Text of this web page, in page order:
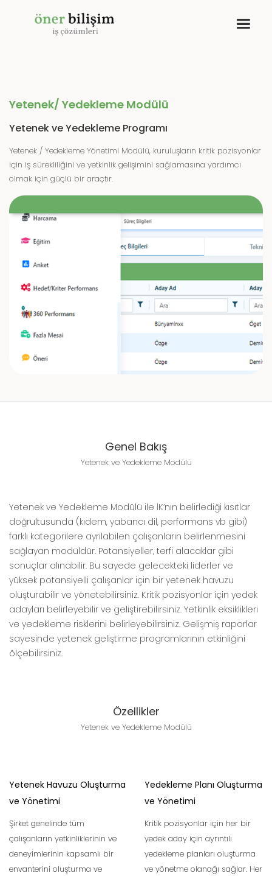
Yetenek/ Yedekleme Modülü
Yetenek ve Yedekleme Programı
Yetenek / Yedekleme Yönetimi Modülü, kuruluşların kritik pozisyonlar
için iş sürekliliğini ve yetkinlik gelişimini sağlamasına yardımcı
olmak için güçlü bir araçtır.
Genel Bakış
Yetenek ve Yedekleme Modülü
Yetenek ve Yedekleme Modülü ile İK’nın belirlediği kısıtlar
doğrultusunda (kıdem, yabancı dil, performans vb gibi)
farklı kategorilere ayrılabilen çalışanların belirlenmesini
sağlayan modüldür. Potansiyeller, terfi alacaklar gibi
sonuçlar alınabilir. Bu sayede gelecekteki liderler ve
yüksek potansiyelli çalışanlar için bir yetenek havuzu
oluşturabilir ve yönetebilirsiniz. Kritik pozisyonlar için yedek
adayları belirleyebilir ve geliştirebilirsiniz. Yetkinlik eksiklikleri
ve yedekleme risklerini belirleyebilirsiniz. Gelişmiş raporlar
sayesinde yetenek geliştirme programlarının etkinliğini
ölçebilirsiniz.
Özellikler
Yetenek ve Yedekleme Modülü
Yetenek Havuzu Oluşturma
ve Yönetimi
Şirket genelinde tüm
çalışanların yetkinliklerinin ve
deneyimlerinin kapsamlı bir
envanterini oluşturma ve
Yedekleme Planı Oluşturma
ve Yönetimi
Kritik pozisyonlar için her bir
yedek aday için ayrıntılı
yedekleme planları oluşturma
ve yönetme olanağı sağlar. Her